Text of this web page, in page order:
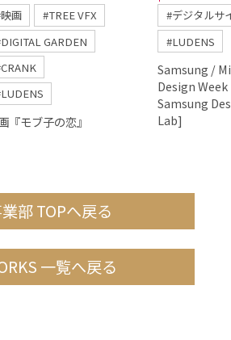
画
#TREE VFX
GARDEN
『モブ子の恋』
#デジタルサ
#LUDENS
Samsung /
Design Week
Samsung
Lab]
部 TOPへ戻る
一覧へ戻る